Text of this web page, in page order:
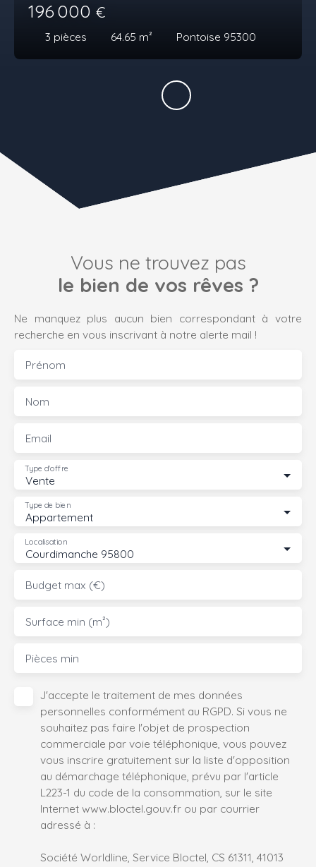
196 000 €
3 pièces 64.65 m² Pontoise 95300
Vous ne trouvez pas
le bien de vos rêves ?
Ne manquez plus aucun bien correspondant à votre
recherche en vous inscrivant à notre alerte mail !
Prénom
Nom
Email
Vente
Type d'offre
Appartement
Type de bien
Courdimanche 95800
Localisation
Budget max (€)
Surface min (m²)
Pièces min
J'accepte le traitement de mes données
personnelles conformément au RGPD. Si vous ne
souhaitez pas faire l'objet de prospection
commerciale par voie téléphonique, vous pouvez
vous inscrire gratuitement sur la liste d'opposition
au démarchage téléphonique, prévu par l'article
L223-1 du code de la consommation, sur le site
Internet www.bloctel.gouv.fr ou par courrier
adressé à :
Société Worldline, Service Bloctel, CS 61311, 41013